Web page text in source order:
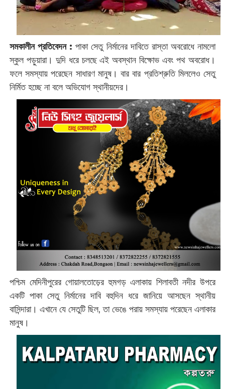
সমকালীন প্রতিবেদন : পাকা সেতু নির্মানের দাবিতে রাস্তা অবরোধে নামলো
স্কুল পড়ুয়ারা। দুদি ধরে চলছে এই অবস্থান বিক্ষোভ এবং পথ অবরোধ।
ফলে সমস্যায় পরেছেন সাধারণ মানুষ। বার বার প্রতিশ্রুতি মিললেও সেতু
নির্মিত হচ্ছে না বলে অভিযোগ স্থানীয়দের।
পশ্চিম মেদিনীপুরের গোয়ালতোড়ের হুমগড় এলাকায় শিলাবতী নদীর উপরে
একটি পাকা সেতু নির্মানের দাবি বহুদিন ধরে জানিয়ে আসছেন স্থানীয়
বাসিন্দারা। এখানে যে সেতুটি ছিল, তা ভেঙে পরায় সমস্যায় পরেছেন এলাকার
মানুষ।